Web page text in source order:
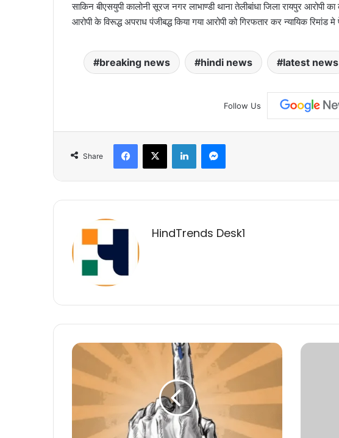
साकिन बीएसयुपी कालोनी सूरज नगर लाभाण्डी थाना तेलीबांधा जिला रायपुर आरोपी
आरोपी के विरूद्ध अपराध पंजीबद्ध किया गया आरोपी को गिरफतार कर न्यायिक रिमांड
breaking news hindi news latest news
Follow Us
Share
Facebook
X LinkedInMessenger
HindTrends Desk1
17
20
फरवरी
मुख्यमंत्री